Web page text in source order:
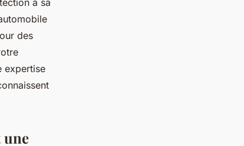
à sa
des
expertise
une